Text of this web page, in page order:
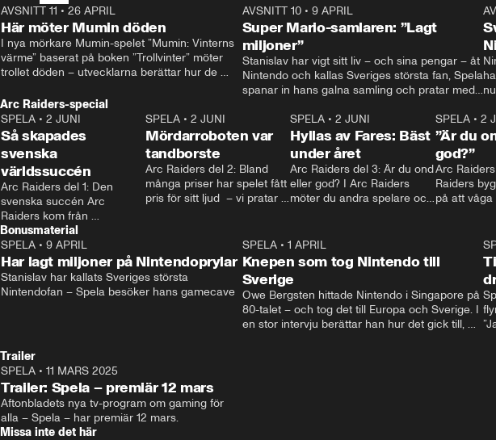
– Redan från början förstod
vi att vi behövde vår egen
identitet, säger han.
mus som åker till en
förorenad ö för att tvätta
rent den och rädda de
gulliga varelserna som bor
där.
AVSNITT 11 • 26 APRIL
Här möter Mumin döden
I nya mörkare Mumin-spelet ”Mumin: Vinterns
värme” baserat på boken ”Trollvinter” möter
trollet döden – utvecklarna berättar hur de
spela.aftonbladet.se • Kontakt:
spela@aftonbladet.se
1:43
AVSNITT 10• 9 APRIL
Super Mario-samlaren: ”Lagt
miljoner”
Stanislav har vigt sitt liv – och sina pengar – åt
Nintendo och kallas Sveriges största fan, Spela
spanar in hans galna samling och pratar med
kropp. • Kontakt: spela@aftonbladet.se • Mer:
spela.aftonbladet.se
Arc Raiders-special
2:12
SPELA • 2 JUNI
Så skapades
svenska
världssuccén
Arc Raiders del 1: Den
svenska succén Arc
Raiders kom från
ingenstans och gjorde
braksuccé – men vad är
egentligen förklaringen
bakom?
1:50
SPELA •2 JUNI
Mördarroboten var
tandborste
Arc Raiders del 2: Bland
många priser har spelet fått
pris för sitt ljud  – vi pratar
SPELA •2 JUNI
Hyllas av Fares: Bäst
under året
Arc Raiders del 3: Är du ond
eller god? I Arc Raiders
möter du andra spelare och
SPELA• 2
”Är du
god?”
Arc
Raiders
på att
Bonusmaterial
SPELA • 9 APRIL
Har lagt miljoner på Nintendoprylar
Stanislav har kallats Sveriges största
Nintendofan – Spela besöker hans gamecave
28:48
SPELA• 1 APRIL
Knepen som tog Nintendo till
Sverige
Owe Bergsten hittade Nintendo i Singapore på
80-talet – och tog det till Europa och Sverige. I
en stor intervju berättar han hur det gick till,
Trailer
SPELA • 11 MARS 2025
Trailer: Spela – premiär 12 mars
Aftonbladets nya tv-program om gaming för
alla – Spela – har premiär 12 mars.
Missa inte det här